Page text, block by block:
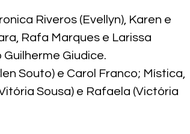
Riveros (Evellyn), Karen e
Rafa Marques e Larissa
Giudice.
Souto) e Carol Franco; Mística,
Sousa) e Rafaela (Victória